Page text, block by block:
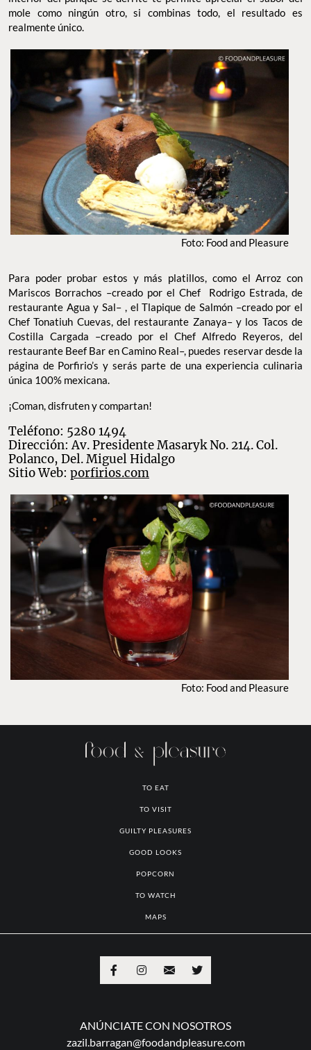
Foto: Food and Pleasure
Para poder probar estos y más platillos, como el Arroz con
Mariscos Borrachos –creado por el Chef Rodrigo Estrada, de
restaurante Agua y Sal– , el Tlapique de Salmón –creado por el
restaurante Beef Bar en Camino Real–, puedes reservar desde la
página de Porfirio’s y serás parte de una experiencia culinaria
única 100% mexicana.
¡Coman, disfruten y compartan!
Teléfono: 5280 1494
Dirección: Av. Presidente Masaryk No. 214. Col.
Sitio Web:porfirios.com
Foto: Food and Pleasure
TO VISIT
GUILTY PLEASURES
GOOD LOOKS
POPCORN
TO WATCH
MAPS
ANÚNCIATE CON NOSOTROS
zazil.barragan@foodandpleasure.com